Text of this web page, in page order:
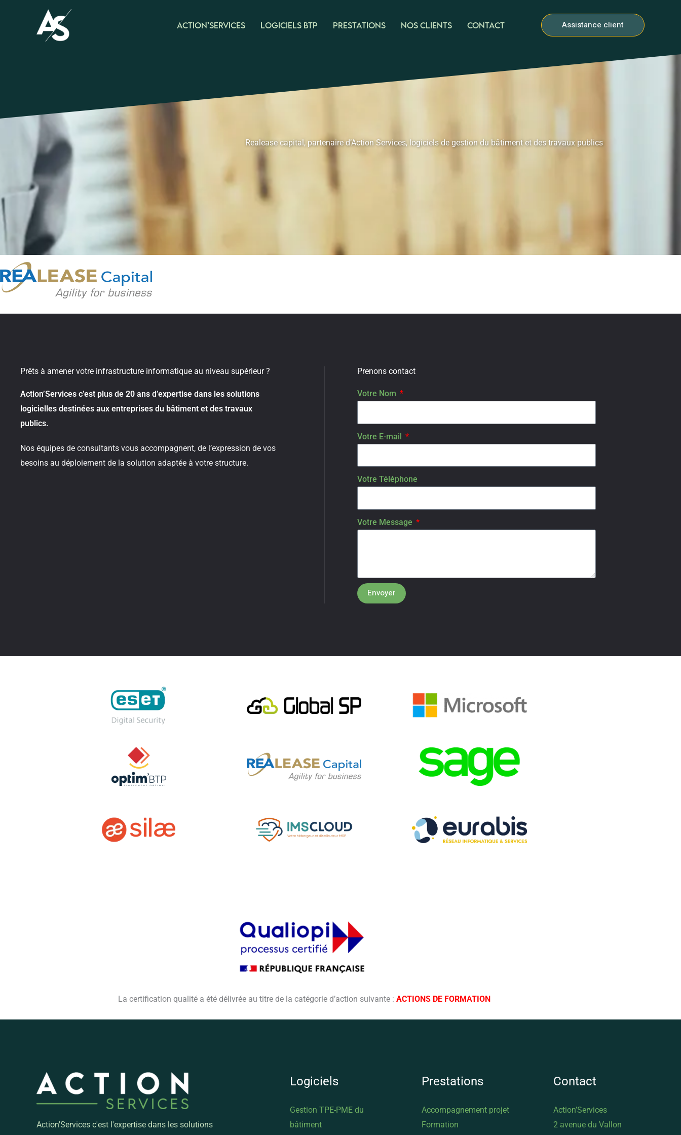
Action’Services Logiciels BTP Prestations Nos clients Contact Assistance client
Realease capital, partenaire d’Action Services, logiciels de gestion du bâtiment et des travaux publics
Prêts à amener votre infrastructure informatique au niveau supérieur ?
Action’Services c’est plus de 20 ans d’expertise dans les solutions
logicielles destinées aux entreprises du bâtiment et des travaux
publics.
Nos équipes de consultants vous accompagnent, de l’expression de vos
besoins au déploiement de la solution adaptée à votre structure.
Prenons contact
Votre Nom
Votre E-mail
Votre Téléphone
Votre Message
Envoyer
La certification qualité a été délivrée au titre de la catégorie d’action suivante : ACTIONS DE FORMATION
Action'Services c'est l'expertise dans les solutions
Logiciels
Gestion TPE-PME du
bâtiment
Prestations
Accompagnement projet
Formation
Contact
Action’Services
2 avenue du Vallon